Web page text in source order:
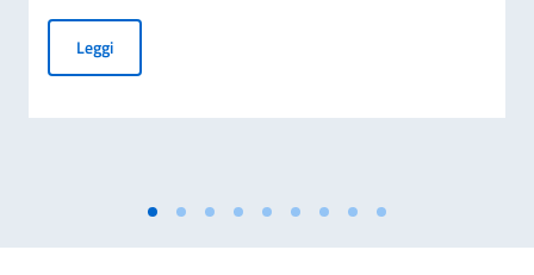
Leggi8 Agosto giornata nazionale del sacrificio del lavoro